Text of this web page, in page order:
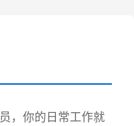
，你的日常工作就